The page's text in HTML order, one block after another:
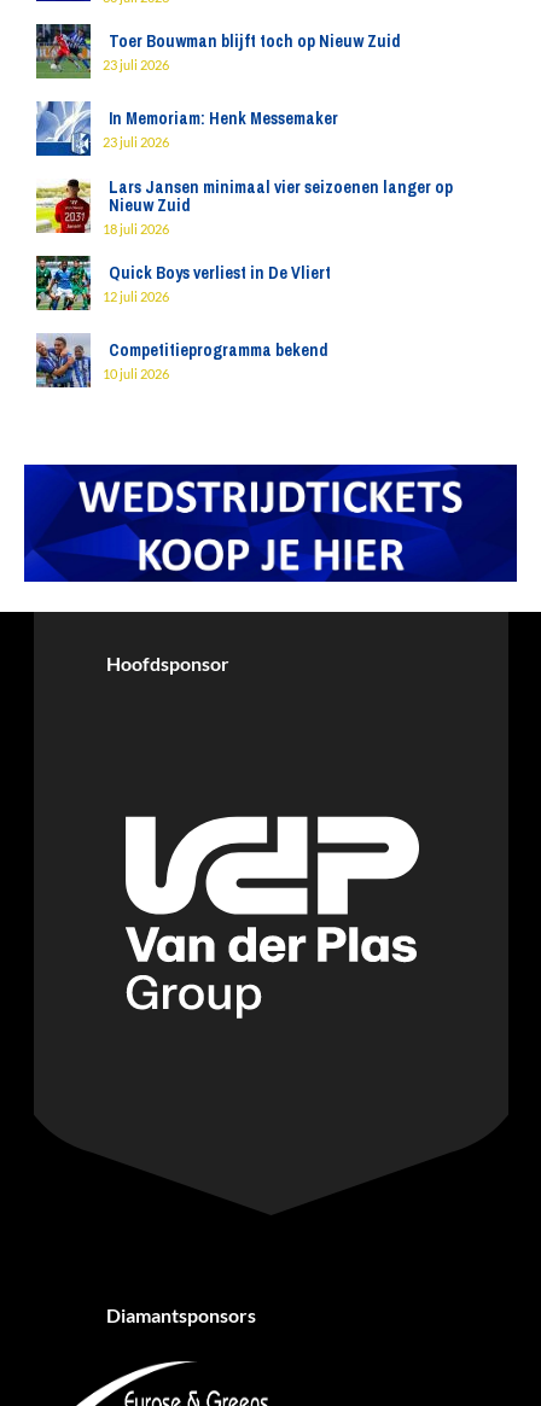
Toer Bouwman blijft toch op Nieuw Zuid
23 juli 2026
In Memoriam: Henk Messemaker
23 juli 2026
Lars Jansen minimaal vier seizoenen langer op
Nieuw Zuid
18 juli 2026
Quick Boys verliest in De Vliert
12 juli 2026
Competitieprogramma bekend
10 juli 2026
Hoofdsponsor
Diamantsponsors